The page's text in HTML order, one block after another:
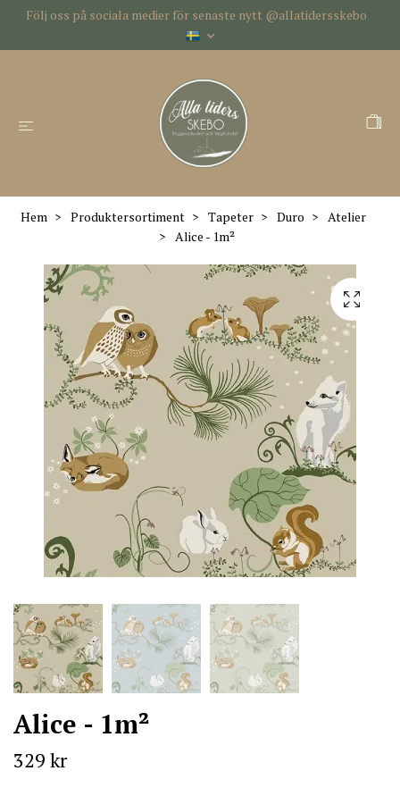
Följ oss på sociala medier för senaste nytt @allatidersskebo
Hem Produktersortiment Tapeter Duro
Atelier
Alice - 1m²
Alice - 1m²
329 kr